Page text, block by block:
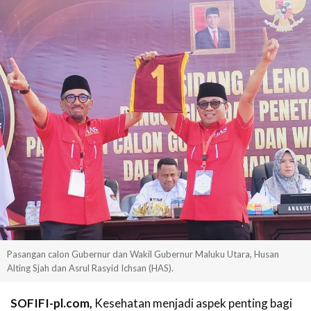
Pasangan calon Gubernur dan Wakil Gubernur Maluku Utara, Husan
Alting Sjah dan Asrul Rasyid Ichsan (HAS).
SOFIFI-pl.com, Kesehatan menjadi aspek penting bagi